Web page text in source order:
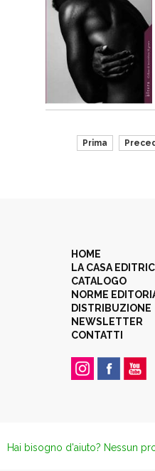
Prima
HOME
LA CASA
CATALOGO
NORME
DISTRIBUZIONE
NEWSLETTER
CONTATTI
Hai bisogno d'aiuto? Nessun